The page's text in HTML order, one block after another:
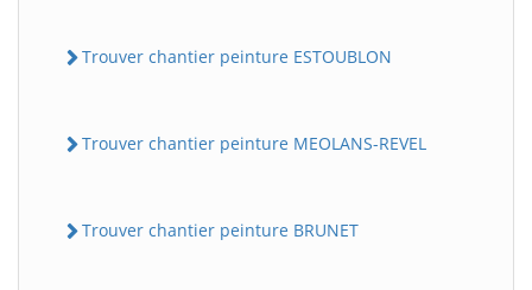
Trouver chantier peinture ESTOUBLON
Trouver chantier peinture MEOLANS-REVEL
Trouver chantier peinture BRUNET